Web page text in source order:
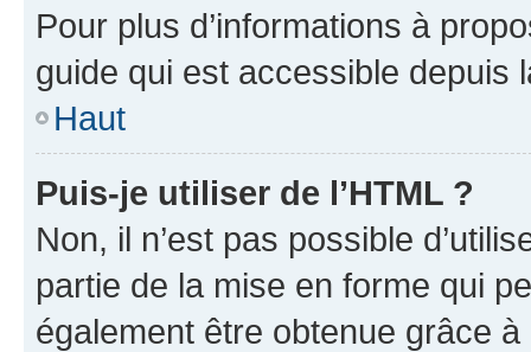
Pour plus d’informations à
guide qui est accessible depuis
Haut
Puis-je utiliser de l’HTML ?
Non, il n’est pas possible
partie de la mise en forme qui
également être obtenue grâce à